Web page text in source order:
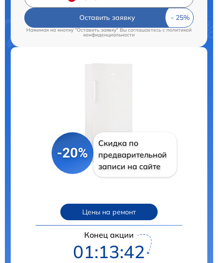
Оставить заявку
Нажимая на кнопку "Оставить заявку" Вы соглашаетесь cполитикой
конфиденциальности
-20%
Скидка по
предварительной
записи на сайте
Цены на ремонт
Конец акции
01:13:41